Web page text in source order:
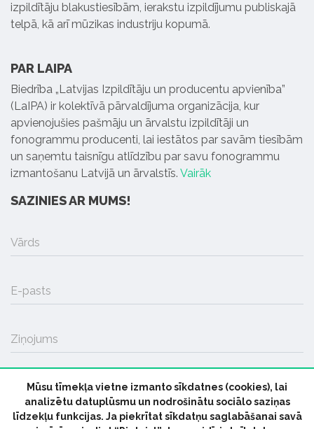
izpildītāju blakustiesībām, ierakstu izpildījumu publiskajā
telpā, kā arī mūzikas industriju kopumā.
PAR LAIPA
Biedrība „Latvijas Izpildītāju un producentu apvienība”
(LaIPA) ir kolektīvā pārvaldījuma organizācija, kur
apvienojušies pašmāju un ārvalstu izpildītāji un
fonogrammu producenti, lai iestātos par savām tiesībām
un saņemtu taisnīgu atlīdzību par savu fonogrammu
izmantošanu Latvijā un ārvalstīs. Vairāk
SAZINIES AR MUMS!
Vārds
E-pasts
Ziņojums
SŪTĪT
Mūsu tīmekļa vietne izmanto sīkdatnes (cookies), lai
analizētu datuplūsmu un nodrošinātu sociālo saziņas
līdzekļu funkcijas. Ja piekrītat sīkdatņu saglabāšanai savā